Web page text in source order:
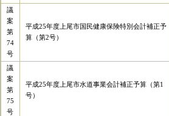
議
案
第
74
号
平成25年度上尾市国民健康保険特別会計補正予
算（第2号）
議
案
第
75
号
平成25年度上尾市水道事業会計補正予算（第1
号）